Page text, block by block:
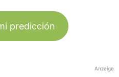
predicción
Anzeige